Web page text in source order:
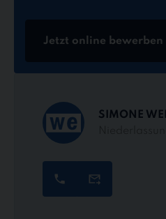
Jetzt online bewerben
SIMONE